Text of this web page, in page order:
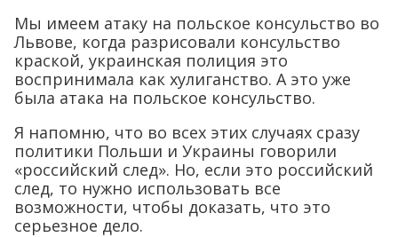
Мы имеем атаку на польское консульство во
Львове, когда разрисовали консульство
краской, украинская полиция это
воспринимала как хулиганство. А это уже
была атака на польское консульство.
Я напомню, что во всех этих случаях сразу
политики Польши и Украины говорили
«российский след». Но, если это российский
след, то нужно использовать все
возможности, чтобы доказать, что это
серьезное дело.